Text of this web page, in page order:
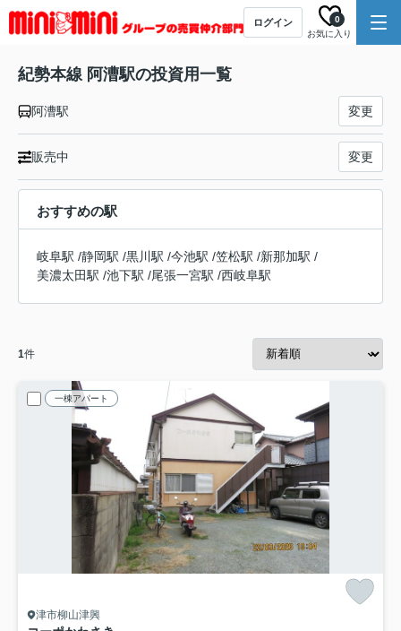
ログイン
お気に入り
0
紀勢本線 阿漕駅の投資用一覧
阿漕駅 変更
販売中 変更
おすすめの駅
岐阜駅 /静岡駅 /黒川駅 /今池駅 /笠松駅 /新那加駅 /
美濃太田駅 /池下駅 /尾張一宮駅 /西岐阜駅
1件
一棟アパート
津市柳山津興